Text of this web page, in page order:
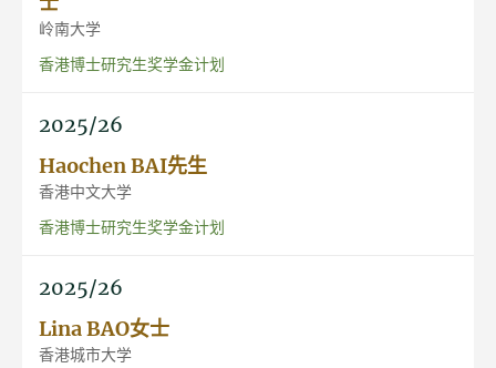
岭南大学
香港博士研究生奖学金计划
2025/26
Haochen BAI先生
香港中文大学
香港博士研究生奖学金计划
2025/26
Lina BAO女士
香港城市大学